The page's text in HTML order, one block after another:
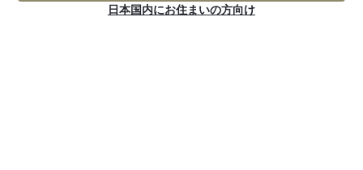
日本国内にお住まいの方向け